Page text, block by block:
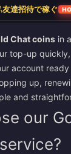
友達招待で稼ぐ
Chat coins in
top-up
account
up,
and
our